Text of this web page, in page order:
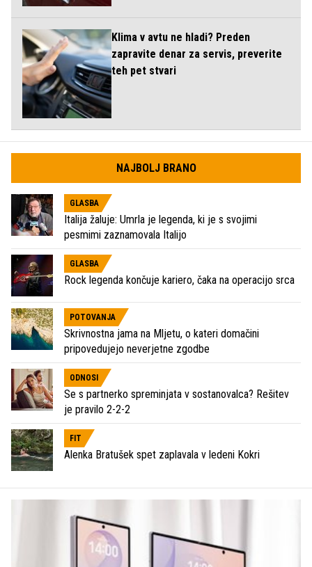
Klima v avtu ne hladi? Preden
zapravite denar za servis, preverite
teh pet stvari
NAJBOLJ BRANO
GLASBA
Italija žaluje: Umrla je legenda, ki je s svojimi
pesmimi zaznamovala Italijo
GLASBA
Rock legenda končuje kariero, čaka na operacijo srca
POTOVANJA
Skrivnostna jama na Mljetu, o kateri domačini
pripovedujejo neverjetne zgodbe
ODNOSI
Se s partnerko spreminjata v sostanovalca? Rešitev
je pravilo 2-2-2
FIT
Alenka Bratušek spet zaplavala v ledeni Kokri